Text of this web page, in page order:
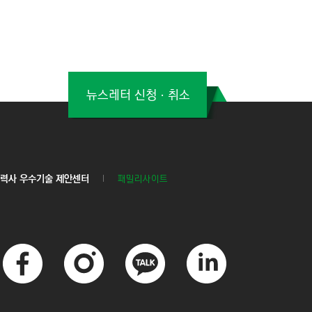
뉴스레터 신청ㆍ취소
사 우수기술 제안센터 패밀리사이트